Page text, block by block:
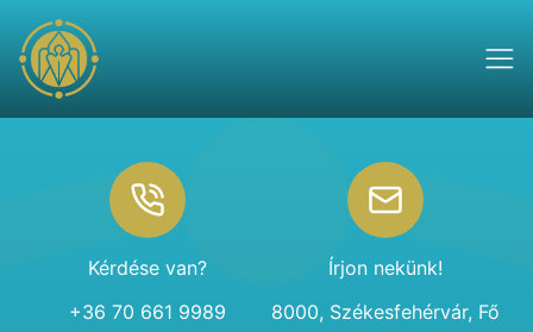
Kérdése van?
+36 70 661 9989
Írjon nekünk!
8000, Székesfehérvár, Fő